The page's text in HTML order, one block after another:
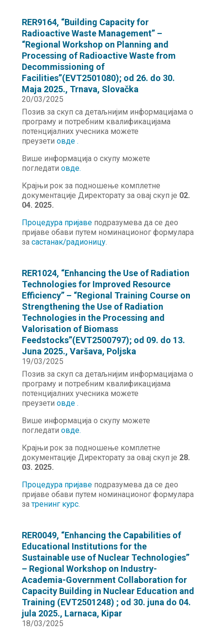
RER9164, “Building Capacity for
Radioactive Waste Management” –
“Regional Workshop on Planning and
Processing of Radioactive Waste from
Decommissioning of
Facilities”(EVT2501080); od 26. do 30.
Maja 2025., Trnava, Slovačka
20/03/2025
Позив за скуп са детаљнијим информацијама о
програму и потребним квалификацијама
потенцијалних учесника можете
преузети овде .
Више информација о скупу можете
погледати овде.
Крајњи рок за подношење комплетне
документације Директорату за овај скуп је 02.
04. 2025.
Процедура пријавеподразумева да се део
пријаве обави путем номинационог формулара
за састанак/радионицу.
RER1024, “Enhancing the Use of Radiation
Technologies for Improved Resource
Efficiency” – “Regional Training Course on
Strengthening the Use of Radiation
Technologies in the Processing and
Valorisation of Biomass
Feedstocks”(EVT2500797); od 09. do 13.
Јuna 2025., Varšava, Poljska
19/03/2025
Позив за скуп са детаљнијим информацијама о
програму и потребним квалификацијама
потенцијалних учесника можете
преузети овде .
Више информација о скупу можете
погледати овде.
Крајњи рок за подношење комплетне
документације Директорату за овај скуп је 28.
03. 2025.
Процедура пријавеподразумева да се део
пријаве обави путем номинационог формулара
затренинг курс.
RER0049, “Enhancing the Capabilities of
Educational Institutions for the
Sustainable use of Nuclear Technologies”
– Regional Workshop on Industry-
Academia-Government Collaboration for
Capacity Building in Nuclear Education and
Training (EVT2501248) ; od 30. juna do 04.
jula 2025., Larnaca, Kipar
18/03/2025